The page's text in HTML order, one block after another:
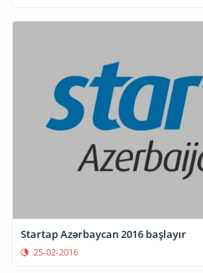
Startap Azərbaycan 2016 başlayır
25-02-2016